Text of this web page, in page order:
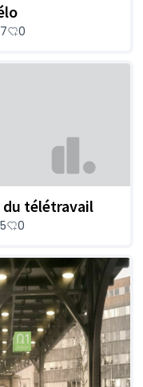
7 0
du télétravail
5 0